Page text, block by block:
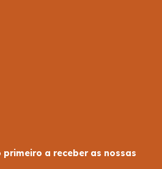
a receber as nossas